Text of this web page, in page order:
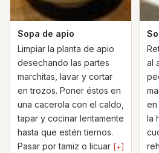
Sopa de apio
Limpiar la planta de apio
desechando las partes
marchitas, lavar y cortar
en trozos. Poner éstos en
una cacerola con el caldo,
tapar y cocinar lentamente
hasta que estén tiernos.
Pasar por tamiz o licuar [+]
al
en
la